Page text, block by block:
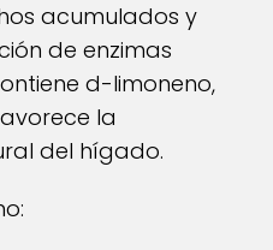
acumulados y
de enzimas
d-limoneno,
la
del hígado.